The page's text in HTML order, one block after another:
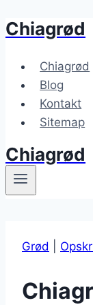
Fortsæt
indhold
Chiagrød
Chiagrød
Blog
Kontakt
Sitemap
Chiagrød
Grød